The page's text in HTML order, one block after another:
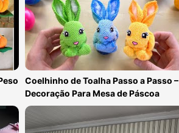
Coelhinho de Toalha Passo a Passo –
Decoração Para Mesa de Páscoa